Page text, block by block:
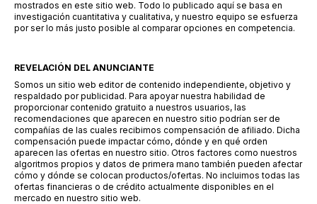
mostrados en este sitio web. Todo lo publicado aquí se basa en
investigación cuantitativa y cualitativa, y nuestro equipo se esfuerza
por ser lo más justo posible al comparar opciones en competencia.
REVELACIÓN DEL ANUNCIANTE
Somos un sitio web editor de contenido independiente, objetivo y
respaldado por publicidad. Para apoyar nuestra habilidad de
proporcionar contenido gratuito a nuestros usuarios, las
recomendaciones que aparecen en nuestro sitio podrían ser de
compañías de las cuales recibimos compensación de afiliado. Dicha
compensación puede impactar cómo, dónde y en qué orden
aparecen las ofertas en nuestro sitio. Otros factores como nuestros
algoritmos propios y datos de primera mano también pueden afectar
cómo y dónde se colocan productos/ofertas. No incluimos todas las
ofertas financieras o de crédito actualmente disponibles en el
mercado en nuestro sitio web.